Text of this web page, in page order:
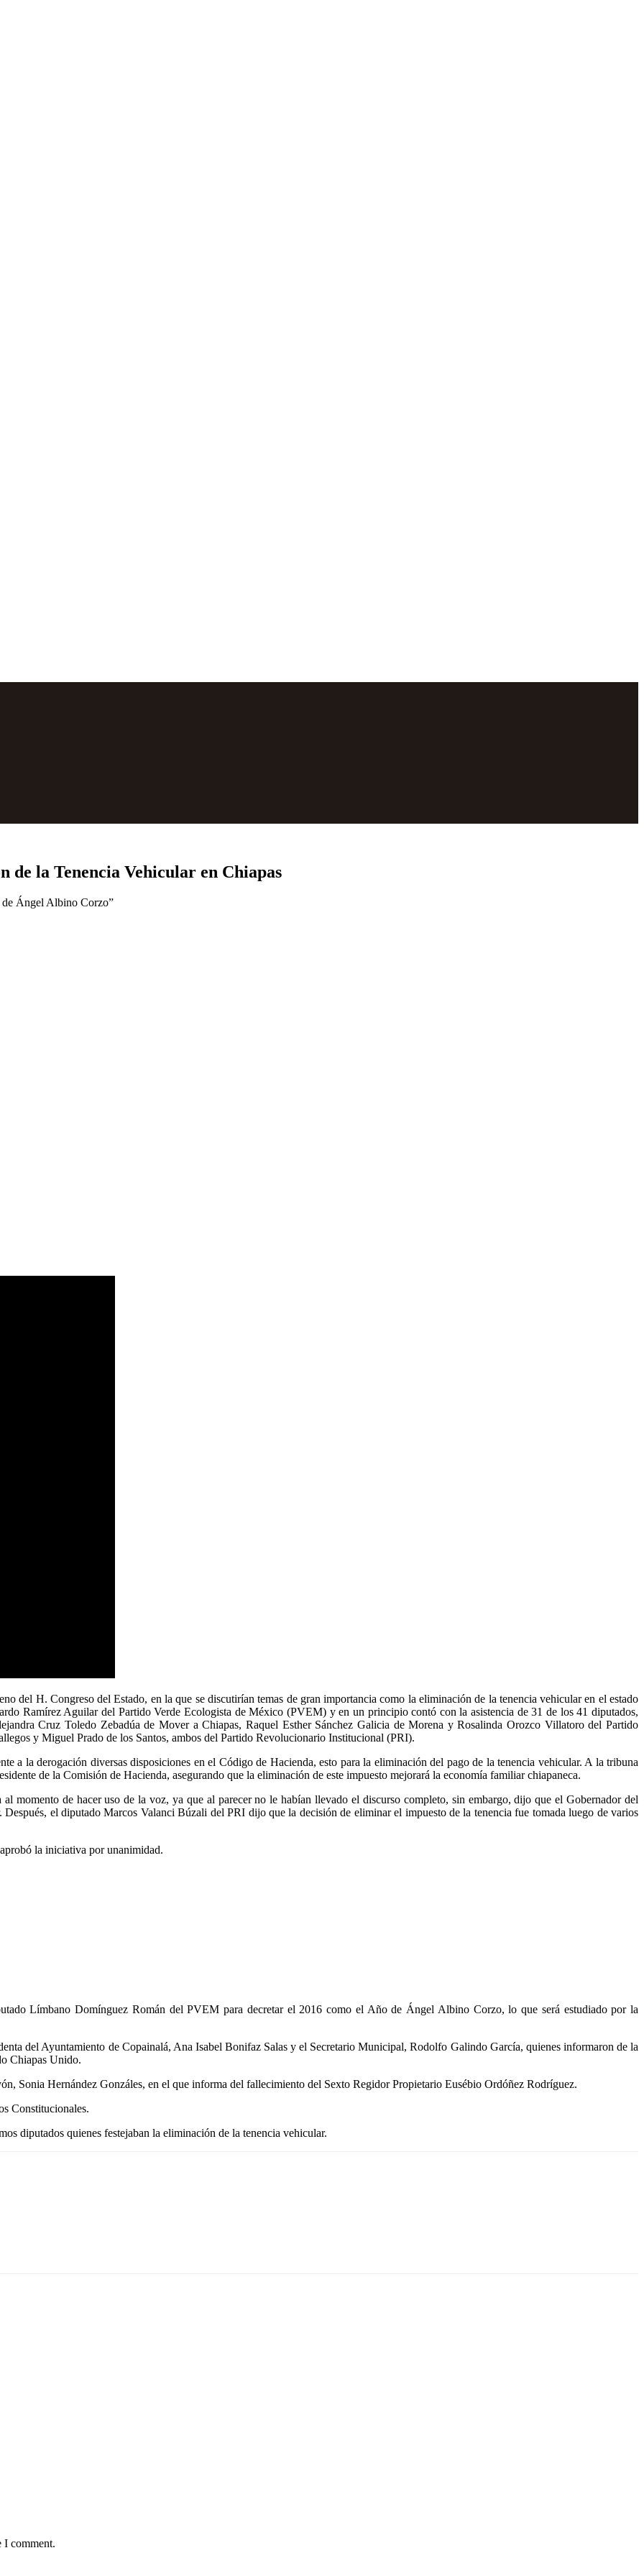
de la Tenencia Vehicular en Chiapas
de Ángel Albino Corzo”
del H. Congreso del Estado, en la que se discutirían temas de gran importancia como la eliminación de la tenencia vehicular en el estado
Ramírez Aguilar del Partido Verde Ecologista de México (PVEM) y en un principio contó con la asistencia de 31 de los 41 diputados,
Cruz Toledo Zebadúa de Mover a Chiapas, Raquel Esther Sánchez Galicia de Morena y Rosalinda Orozco Villatoro del Partido
y Miguel Prado de los Santos, ambos del Partido Revolucionario Institucional (PRI).
a la derogación diversas disposiciones en el Código de Hacienda, esto para la eliminación del pago de la tenencia vehicular. A la tribuna
de la Comisión de Hacienda, asegurando que la eliminación de este impuesto mejorará la economía familiar chiapaneca.
momento de hacer uso de la voz, ya que al parecer no le habían llevado el discurso completo, sin embargo, dijo que el Gobernador del
el diputado Marcos Valanci Búzali del PRI dijo que la decisión de eliminar el impuesto de la tenencia fue tomada luego de varios
la iniciativa por unanimidad.
Límbano Domínguez Román del PVEM para decretar el 2016 como el Año de Ángel Albino Corzo, lo que será estudiado por la
del Ayuntamiento de Copainalá, Ana Isabel Bonifaz Salas y el Secretario Municipal, Rodolfo Galindo García, quienes informaron de la
Chiapas Unido.
Sonia Hernández Gonzáles, en el que informa del fallecimiento del Sexto Regidor Propietario Eusébio Ordóñez Rodríguez.
Constitucionales.
diputados quienes festejaban la eliminación de la tenencia vehicular.
I comment.